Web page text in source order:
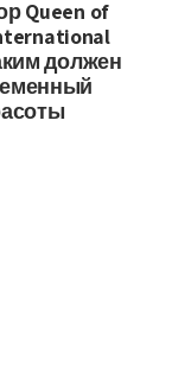
Queen of
должен